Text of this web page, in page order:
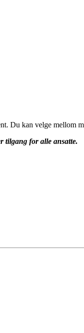
Du kan velge mellom
tilgang for alle ansatte.